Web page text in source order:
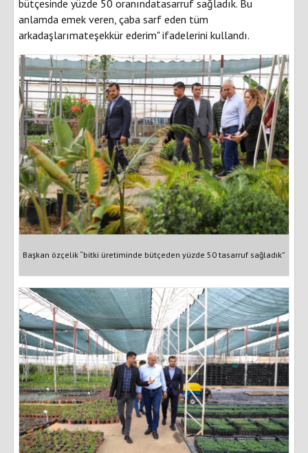
bütçesinde yüzde 50 oranındatasarruf sağladık. Bu
anlamda emek veren, çaba sarf eden tüm
arkadaşlarımateşekkür ederim" ifadelerini kullandı.
Başkan özçelik “bitki üretiminde bütçeden yüzde 50 tasarruf sağladık”